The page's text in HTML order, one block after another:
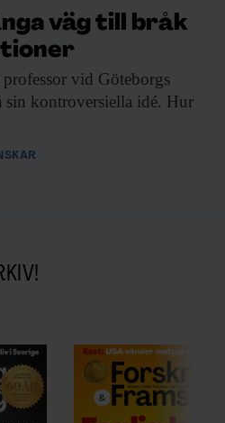
väg till bråk
professor vid Göteborgs
sin kontroversiella idé. Hur